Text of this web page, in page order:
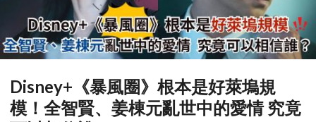
Disney+《暴風圈》根本是好萊塢規
模！全智賢、姜棟元亂世中的愛情 究竟